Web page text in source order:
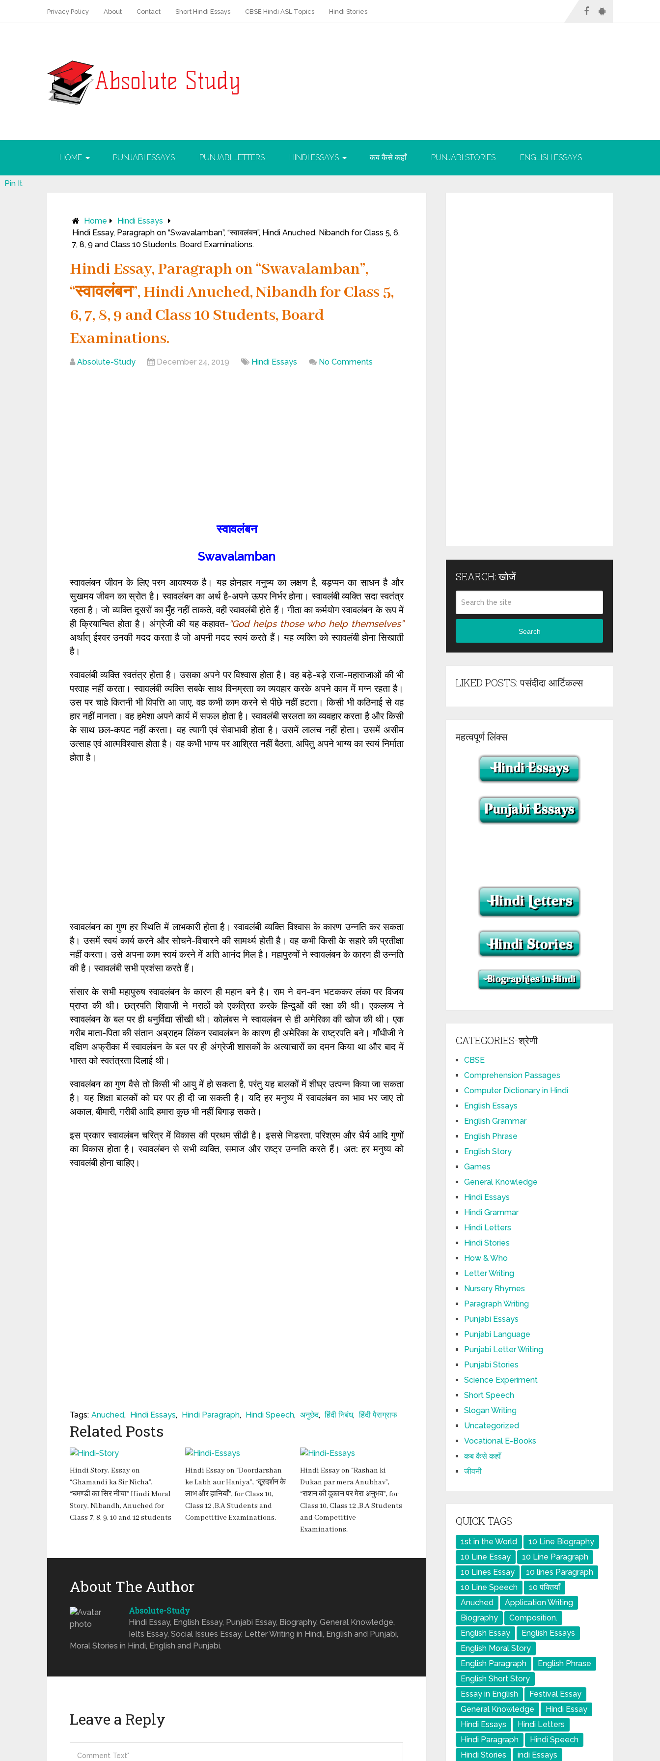
Privacy Policy About Contact Short Hindi Essays CBSE Hindi ASL Topics Hindi Stories
HOME PUNJABI ESSAYS PUNJABI LETTERS HINDI ESSAYS कब कैसे कहाँ PUNJABI STORIES ENGLISH ESSAYS
Home
Hindi Essays
Hindi Essay, Paragraph on “Swavalamban”, “स्वावलंबन”, Hindi Anuched, Nibandh for Class 5, 6,
7, 8, 9 and Class 10 Students, Board Examinations.
Hindi Essay, Paragraph on “Swavalamban”,
“स्वावलंबन”, Hindi Anuched, Nibandh for Class 5,
6, 7, 8, 9 and Class 10 Students, Board
Examinations.
Absolute-Study December 24, 2019 Hindi Essays No Comments
स्वावलंबन
Swavalamban
स्वावलंबन जीवन के लिए परम आवश्यक है। यह होनहार मनुष्य का लक्षण है, बड़प्पन का साधन है और
सुखमय जीवन का स्रोत है। स्वावलंबन का अर्थ है-अपने ऊपर निर्भर होना। स्वावलंबी व्यक्ति सदा स्वतंत्र
रहता है। जो व्यक्ति दूसरों का मुँह नहीं ताकते, वही स्वावलंबी होते हैं। गीता का कर्मयोग स्वावलंबन के रूप में
ही क्रियान्वित होता है। अंग्रेजी की यह कहावत-“God helps those who help themselves”
अर्थात् ईश्वर उनकी मदद करता है जो अपनी मदद स्वयं करते हैं। यह व्यक्ति को स्वावलंबी होना सिखाती
है।
स्वावलंबी व्यक्ति स्वतंत्र होता है। उसका अपने पर विश्वास होता है। वह बड़े-बड़े राजा-महाराजाओं की भी
परवाह नहीं करता। स्वावलंबी व्यक्ति सबके साथ विनम्रता का व्यवहार करके अपने काम में मग्न रहता है।
उस पर चाहे कितनी भी विपत्ति आ जाए, वह कभी काम करने से पीछे नहीं हटता। किसी भी कठिनाई से वह
हार नहीं मानता। वह हमेशा अपने कार्य में सफल होता है। स्वावलंबी सरलता का व्यवहार करता है और किसी
के साथ छल-कपट नहीं करता। वह त्यागी एवं सेवाभावी होता है। उसमें लालच नहीं होता। उसमें असीम
उत्साह एवं आत्मविश्वास होता है। वह कभी भाग्य पर आश्रित नहीं बैठता, अपितु अपने भाग्य का स्वयं निर्माता
होता है।
स्वावलंबन का गुण हर स्थिति में लाभकारी होता है। स्वावलंबी व्यक्ति विश्वास के कारण उन्नति कर सकता
है। उसमें स्वयं कार्य करने और सोचने-विचारने की सामर्थ्य होती है। वह कभी किसी के सहारे की प्रतीक्षा
नहीं करता। उसे अपना काम स्वयं करने में अति आनंद मिल है। महापुरुषों ने स्वावलंबन के कारण ही उन्नति
की है। स्वावलंबी सभी प्रशंसा करते हैं।
संसार के सभी महापुरुष स्वावलंबन के कारण ही महान बने है। राम ने वन-वन भटककर लंका पर विजय
प्राप्त की थी। छत्रपति शिवाजी ने मराठों को एकत्रित करके हिन्दुओं की रक्षा की थी। एकलव्य ने
स्वावलंबन के बल पर ही धनुर्विद्या सीखी थी। कोलंबस ने स्वावलंबन से ही अमेरिका की खोज की थी। एक
गरीब माता-पिता की संतान अब्राहम लिंकन स्वावलंबन के कारण ही अमेरिका के राष्ट्रपति बने। गाँधीजी ने
दक्षिण अफ्रीका में स्वावलंबन के बल पर ही अंग्रेजी शासकों के अत्याचारों का दमन किया था और बाद में
भारत को स्वतंत्रता दिलाई थी।
स्वावलंबन का गुण वैसे तो किसी भी आयु में हो सकता है, परंतु यह बालकों में शीघ्र उत्पन्न किया जा सकता
है। यह शिक्षा बालकों को घर पर ही दी जा सकती है। यदि हर मनुष्य में स्वावलंबन का भाव भर जाए तो
अकाल, बीमारी, गरीबी आदि हमारा कुछ भी नहीं बिगाड़ सकते।
इस प्रकार स्वावलंबन चरित्र में विकास की प्रथम सीढी है। इससे निडरता, परिश्रम और धैर्य आदि गुणों
का विकास होता है। स्वावलंबन से सभी व्यक्ति, समाज और राष्ट्र उन्नति करते हैं। अत: हर मनुष्य को
स्वावलंबी होना चाहिए।
Pin It
Tags: Anuched, Hindi Essays, Hindi Paragraph, Hindi Speech, अनुछेद, हिंदी निबंध, हिंदी पैराग्राफ
Related Posts
Hindi Story, Essay on
“Ghamandi ka Sir Nicha”,
“घमण्डी का सिर नीचा” Hindi Moral
Story, Nibandh, Anuched for
Class 7, 8, 9, 10 and 12 students
Hindi Essay on “Doordarshan
ke Labh aur Haniya”, “दूरदर्शन के
लाभ और हानियाँ”, for Class 10,
Class 12 ,B.A Students and
Competitive Examinations.
Hindi Essay on “Rashan ki
Dukan par mera Anubhav”,
“राशन की दुकान पर मेरा अनुभव”, for
Class 10, Class 12 ,B.A Students
and Competitive
Examinations.
About The Author
Absolute-Study
Hindi Essay, English Essay, Punjabi Essay, Biography, General Knowledge,
Ielts Essay, Social Issues Essay, Letter Writing in Hindi, English and Punjabi,
Moral Stories in Hindi, English and Punjabi.
Leave a Reply
SEARCH: खोजें
Search
LIKED POSTS: पसंदीदा आर्टिकल्स
महत्वपूर्ण लिंक्स
CATEGORIES-श्रेणी
CBSE
Comprehension Passages
Computer Dictionary in Hindi
English Essays
English Grammar
English Phrase
English Story
Games
General Knowledge
Hindi Essays
Hindi Grammar
Hindi Letters
Hindi Stories
How & Who
Letter Writing
Nursery Rhymes
Paragraph Writing
Punjabi Essays
Punjabi Language
Punjabi Letter Writing
Punjabi Stories
Science Experiment
Short Speech
Slogan Writing
Uncategorized
Vocational E-Books
कब कैसे कहाँ
जीवनी
QUICK TAGS
1st in the World
10 Line Biography
10 Line Essay
10 Line Paragraph
10 Lines Essay
10 lines Paragraph
10 Line Speech
10 पंक्तियाँ
Anuched
Application Writing
Biography
Composition.
English Essay
English Essays
English Moral Story
English Paragraph
English Phrase
English Short Story
Essay in English
Festival Essay
General Knowledge
Hindi Essay
Hindi Essays
Hindi Letters
Hindi Paragraph
Hindi Speech
Hindi Stories
indi Essays